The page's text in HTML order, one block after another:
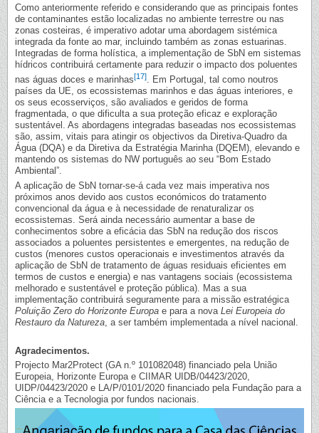
Como anteriormente referido e considerando que as principais fontes
de contaminantes estão localizadas no ambiente terrestre ou nas
zonas costeiras, é imperativo adotar uma abordagem sistémica
integrada da fonte ao mar, incluindo também as zonas estuarinas.
Integradas de forma holística, a implementação de SbN em sistemas
hídricos contribuirá certamente para reduzir o impacto dos poluentes
nas águas doces e marinhas[17]. Em Portugal, tal como noutros
países da UE, os ecossistemas marinhos e das águas interiores, e
os seus ecosserviços, são avaliados e geridos de forma
fragmentada, o que dificulta a sua proteção eficaz e exploração
sustentável. As abordagens integradas baseadas nos ecossistemas
são, assim, vitais para atingir os objectivos da Diretiva-Quadro da
Água (DQA) e da Diretiva da Estratégia Marinha (DQEM), elevando e
mantendo os sistemas do NW português ao seu “Bom Estado
Ambiental”.
A aplicação de SbN tornar-se-á cada vez mais imperativa nos
próximos anos devido aos custos económicos do tratamento
convencional da água e à necessidade de renaturalizar os
ecossistemas. Será ainda necessário aumentar a base de
conhecimentos sobre a eficácia das SbN na redução dos riscos
associados a poluentes persistentes e emergentes, na redução de
custos (menores custos operacionais e investimentos através da
aplicação de SbN de tratamento de águas residuais eficientes em
termos de custos e energia) e nas vantagens sociais (ecossistema
melhorado e sustentável e proteção pública). Mas a sua
implementação contribuirá seguramente para a missão estratégica
Poluição Zero do Horizonte Europa e para a nova Lei Europeia do
Restauro da Natureza , a ser também implementada a nível nacional.
Agradecimentos.
Projecto Mar2Protect (GA n.º 101082048) financiado pela União
Europeia, Horizonte Europa e CIIMAR UIDB/04423/2020,
UIDP/04423/2020 e LA/P/0101/2020 financiado pela Fundação para a
Ciência e a Tecnologia por fundos nacionais.